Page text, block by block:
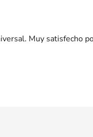
Muy satisfecho